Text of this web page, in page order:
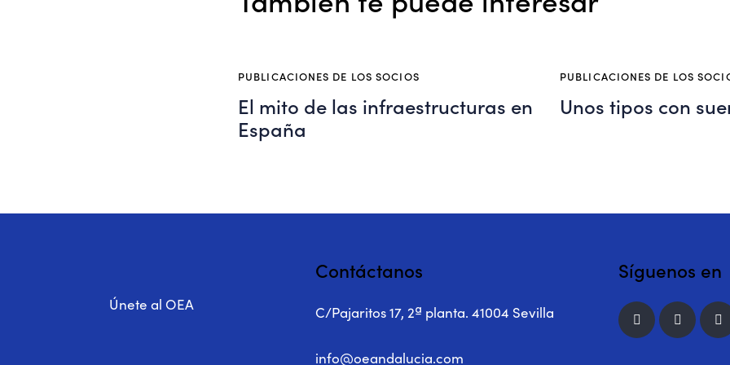
PUBLICACIONES DE LOS SOCIOS
El mito de las infraestructuras en
España
PUBLICACIONES DE LOS
Unos tipos con
Únete al OEA
Contáctanos
C/Pajaritos 17, 2ª planta. 41004 Sevilla
info@oeandalucia.com
Síguenos en